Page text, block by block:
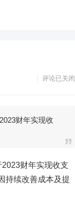
评论已关闭
财年实现收
2023财年实现收支
持续改善成本及提